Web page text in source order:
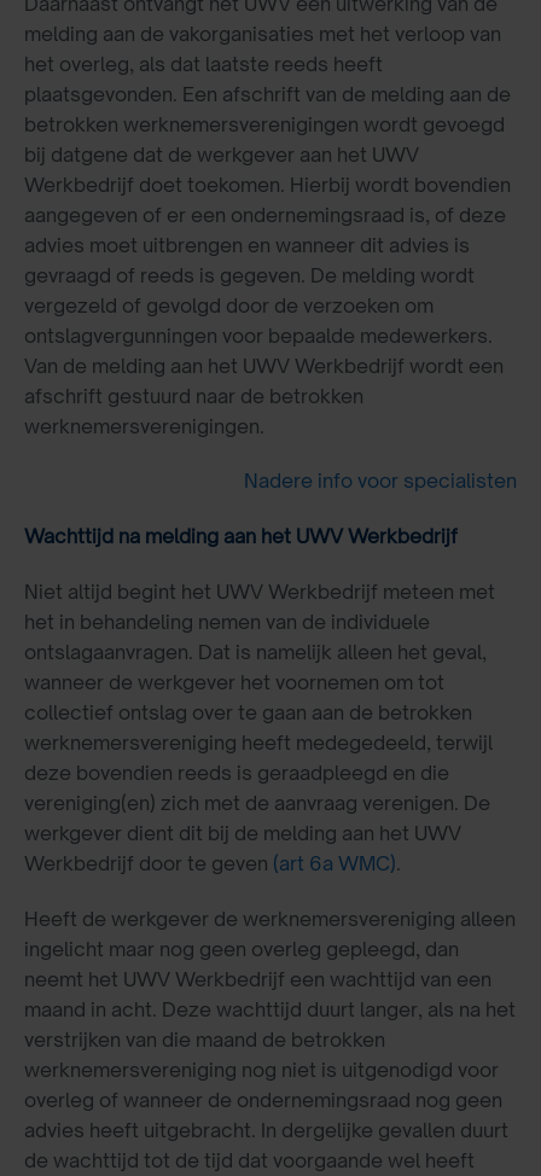
melding aan de vakorganisaties met het verloop van
het overleg, als dat laatste reeds heeft
plaatsgevonden. Een afschrift van de melding aan de
betrokken werknemersverenigingen wordt gevoegd
bij datgene dat de werkgever aan het UWV
Werkbedrijf doet toekomen. Hierbij wordt bovendien
aangegeven of er een ondernemingsraad is, of deze
advies moet uitbrengen en wanneer dit advies is
gevraagd of reeds is gegeven. De melding wordt
vergezeld of gevolgd door de verzoeken om
ontslagvergunningen voor bepaalde medewerkers.
Van de melding aan het UWV Werkbedrijf wordt een
afschrift gestuurd naar de betrokken
werknemersverenigingen.
Nadere info voor specialisten
Wachttijd na melding aan het UWV Werkbedrijf
Niet altijd begint het UWV Werkbedrijf meteen met
het in behandeling nemen van de individuele
ontslagaanvragen. Dat is namelijk alleen het geval,
wanneer de werkgever het voornemen om tot
collectief ontslag over te gaan aan de betrokken
werknemersvereniging heeft medegedeeld, terwijl
deze bovendien reeds is geraadpleegd en die
vereniging(en) zich met de aanvraag verenigen. De
werkgever dient dit bij de melding aan het UWV
Werkbedrijf door te geven (art 6a WMC).
Heeft de werkgever de werknemersvereniging alleen
ingelicht maar nog geen overleg gepleegd, dan
neemt het UWV Werkbedrijf een wachttijd van een
maand in acht. Deze wachttijd duurt langer, als na het
verstrijken van die maand de betrokken
werknemersvereniging nog niet is uitgenodigd voor
overleg of wanneer de ondernemingsraad nog geen
advies heeft uitgebracht. In dergelijke gevallen duurt
de wachttijd tot de tijd dat voorgaande wel heeft